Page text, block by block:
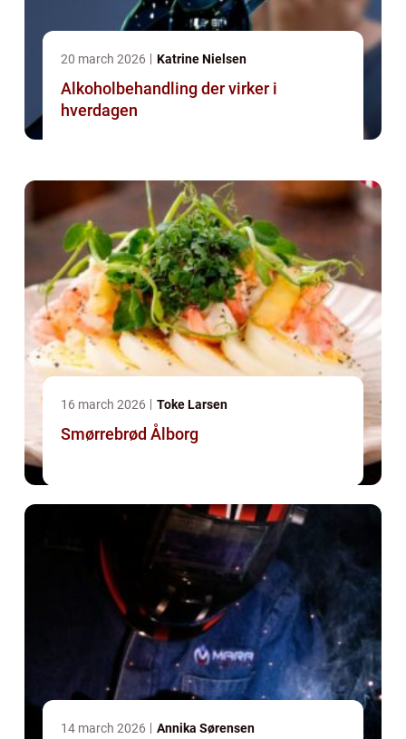
20 march 2026 Katrine Nielsen
Alkoholbehandling der virker i
hverdagen
16 march 2026 Toke Larsen
Smørrebrød Ålborg
14 march 2026 Annika Sørensen